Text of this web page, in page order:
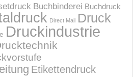
Buchbinderei Buchdruck
Direct Mail Druck
Druckindustrie
Etikettendruck